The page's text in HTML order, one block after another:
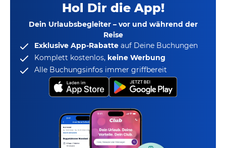
Hol Dir die App!
Dein Urlaubsbegleiter – vor und während der
Reise
Exklusive App-Rabatte auf Deine Buchungen
Komplett kostenlos, keine Werbung
Alle Buchungsinfos immer griffbereit